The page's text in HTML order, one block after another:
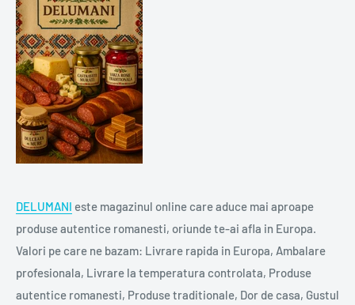
DELUMANI este magazinul online care aduce mai aproape
produse autentice romanesti, oriunde te-ai afla in Europa.
Valori pe care ne bazam: Livrare rapida in Europa, Ambalare
profesionala, Livrare la temperatura controlata, Produse
autentice romanesti, Produse traditionale, Dor de casa, Gustul